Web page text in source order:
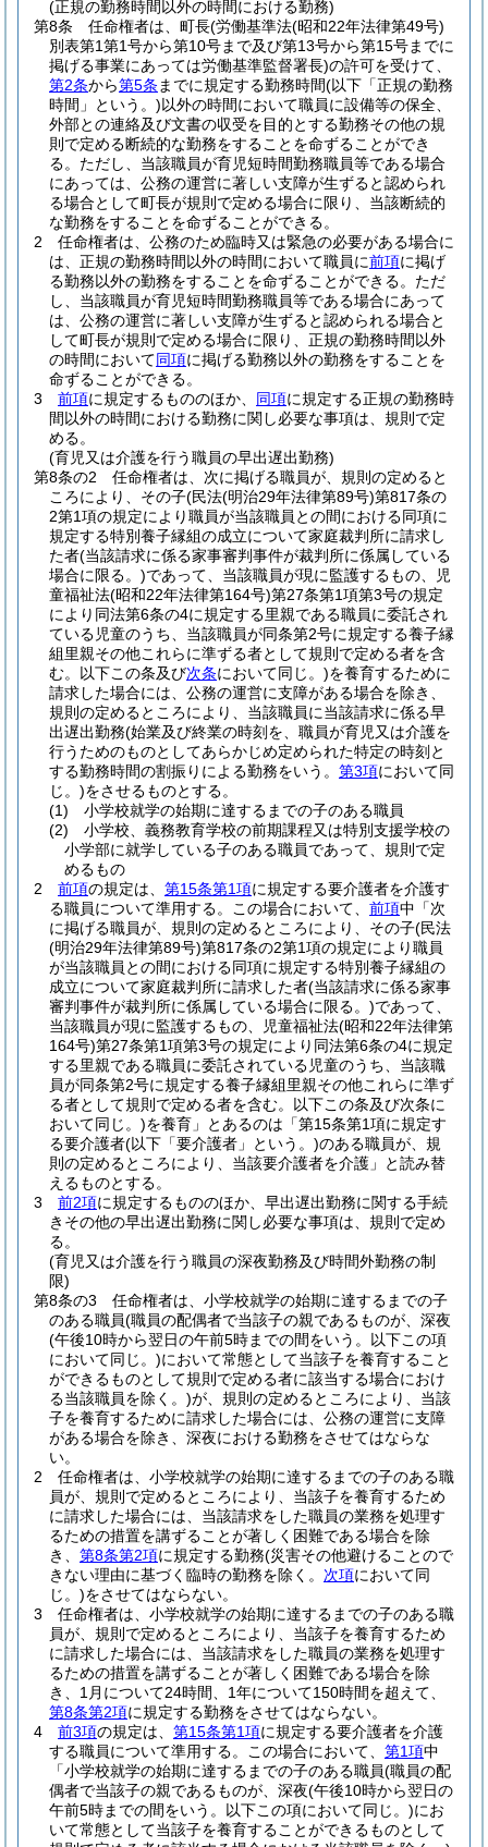
(正規の勤務時間以外の時間における勤務)
第8条
任命権者は、町長(労働基準法(昭和22年法律第49号)
別表第1第1号から第10号まで及び第13号から第15号までに
掲げる事業にあっては労働基準監督署長)の許可を受けて、
第2条から第5条 までに規定する勤務時間(以下「正規の勤務
時間」という。)以外の時間において職員に設備等の保全、
外部との連絡及び文書の収受を目的とする勤務その他の規
則で定める断続的な勤務をすることを命ずることができ
る。 ただし、当該職員が育児短時間勤務職員等である場合
にあっては、公務の運営に著しい支障が生ずると認められ
る場合として町長が規則で定める場合に限り、当該断続的
な勤務をすることを命ずることができる。
2
任命権者は、公務のため臨時又は緊急の必要がある場合に
は、正規の勤務時間以外の時間において職員に前項に掲げ
る勤務以外の勤務をすることを命ずることができる。 ただ
し、当該職員が育児短時間勤務職員等である場合にあって
は、公務の運営に著しい支障が生ずると認められる場合と
して町長が規則で定める場合に限り、正規の勤務時間以外
の時間において同項に掲げる勤務以外の勤務をすることを
命ずることができる。
3
前項に規定するもののほか、 同項に規定する正規の勤務時
間以外の時間における勤務に関し必要な事項は、規則で定
める。
(育児又は介護を行う職員の早出遅出勤務)
第8条の2
任命権者は、次に掲げる職員が、規則の定めると
ころにより、その子(民法(明治29年法律第89号)第817条の
2第1項の規定により職員が当該職員との間における同項に
規定する特別養子縁組の成立について家庭裁判所に請求し
た者(当該請求に係る家事審判事件が裁判所に係属している
場合に限る。)であって、当該職員が現に監護するもの、児
童福祉法(昭和22年法律第164号)第27条第1項第3号の規定
により同法第6条の4に規定する里親である職員に委託され
ている児童のうち、当該職員が同条第2号に規定する養子縁
組里親その他これらに準ずる者として規則で定める者を含
む。以下この条及び次条において同じ。)を養育するために
請求した場合には、公務の運営に支障がある場合を除き、
規則の定めるところにより、当該職員に当該請求に係る早
出遅出勤務(始業及び終業の時刻を、職員が育児又は介護を
行うためのものとしてあらかじめ定められた特定の時刻と
する勤務時間の割振りによる勤務をいう。 第3項において同
じ。)をさせるものとする。
(1)
小学校就学の始期に達するまでの子のある職員
(2)
小学校、義務教育学校の前期課程又は特別支援学校の
小学部に就学している子のある職員であって、規則で定
めるもの
2
前項の規定は、 第15条第1項に規定する要介護者を介護す
る職員について準用する。
この場合において、 前項中「次
に掲げる職員が、規則の定めるところにより、その子(民法
(明治29年法律第89号)第817条の2第1項の規定により職員
が当該職員との間における同項に規定する特別養子縁組の
成立について家庭裁判所に請求した者(当該請求に係る家事
審判事件が裁判所に係属している場合に限る。)であって、
当該職員が現に監護するもの、児童福祉法(昭和22年法律第
164号)第27条第1項第3号の規定により同法第6条の4に規定
する里親である職員に委託されている児童のうち、当該職
員が同条第2号に規定する養子縁組里親その他これらに準ず
る者として規則で定める者を含む。以下この条及び次条に
おいて同じ。)を養育」とあるのは「第15条第1項に規定す
る要介護者(以下「要介護者」という。)のある職員が、規
則の定めるところにより、当該要介護者を介護」と読み替
えるものとする。
3
前2項に規定するもののほか、早出遅出勤務に関する手続
きその他の早出遅出勤務に関し必要な事項は、規則で定め
る。
(育児又は介護を行う職員の深夜勤務及び時間外勤務の制
限)
第8条の3
任命権者は、小学校就学の始期に達するまでの子
のある職員(職員の配偶者で当該子の親であるものが、深夜
(午後10時から翌日の午前5時までの間をいう。以下この項
において同じ。)において常態として当該子を養育すること
ができるものとして規則で定める者に該当する場合におけ
る当該職員を除く。)が、規則の定めるところにより、当該
子を養育するために請求した場合には、公務の運営に支障
がある場合を除き、深夜における勤務をさせてはならな
い。
2
任命権者は、小学校就学の始期に達するまでの子のある職
員が、規則で定めるところにより、当該子を養育するため
に請求した場合には、当該請求をした職員の業務を処理す
るための措置を講ずることが著しく困難である場合を除
き、 第8条第2項に規定する勤務(災害その他避けることので
きない理由に基づく臨時の勤務を除く。 次項において同
じ。)をさせてはならない。
3
任命権者は、小学校就学の始期に達するまでの子のある職
員が、規則で定めるところにより、当該子を養育するため
に請求した場合には、当該請求をした職員の業務を処理す
るための措置を講ずることが著しく困難である場合を除
き、1月について24時間、1年について150時間を超えて、
第8条第2項に規定する勤務をさせてはならない。
4
前3項の規定は、 第15条第1項に規定する要介護者を介護
する職員について準用する。
この場合において、 第1項中
「小学校就学の始期に達するまでの子のある職員(職員の配
偶者で当該子の親であるものが、深夜(午後10時から翌日の
午前5時までの間をいう。以下この項において同じ。)にお
いて常態として当該子を養育することができるものとして